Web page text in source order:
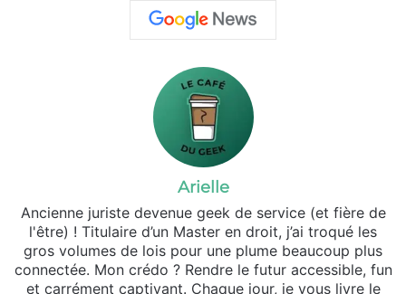
Arielle
Ancienne juriste devenue geek de service (et fière de
l'être) ! Titulaire d’un Master en droit, j’ai troqué les
gros volumes de lois pour une plume beaucoup plus
connectée. Mon crédo ? Rendre le futur accessible, fun
et carrément captivant. Chaque jour, je vous livre le